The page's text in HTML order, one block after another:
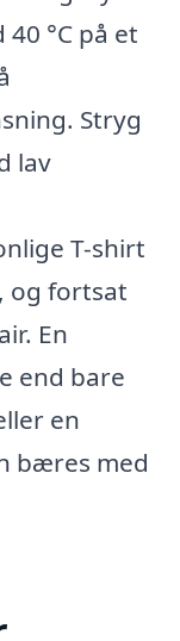
°C på et
Stryg
lav
T-shirt
og fortsat
En
end bare
en
bæres med